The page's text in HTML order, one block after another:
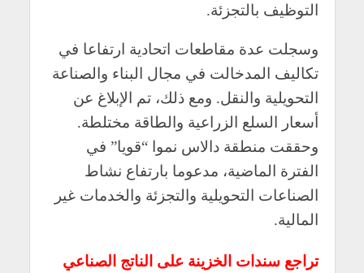
التوظيف بالتجزئة.
وسجلت عدة مقاطعات اتحادية ارتفاعا في
تكاليف المدخالت في مجال البناء والصناعة
التحويلية والنقل. ومع ذلك، تم الإبلاغ عن
أسعار السلع الزراعية والطاقة مختلطة.
وحققت منطقة دالاس نموا “قويا” في
الفترة الماضية، مدعوما بارتفاع نشاط
الصناعات التحويلية والتجزئة والخدمات غير
المالية.
تراجع سندات الخزينة على الناتج الصناعي